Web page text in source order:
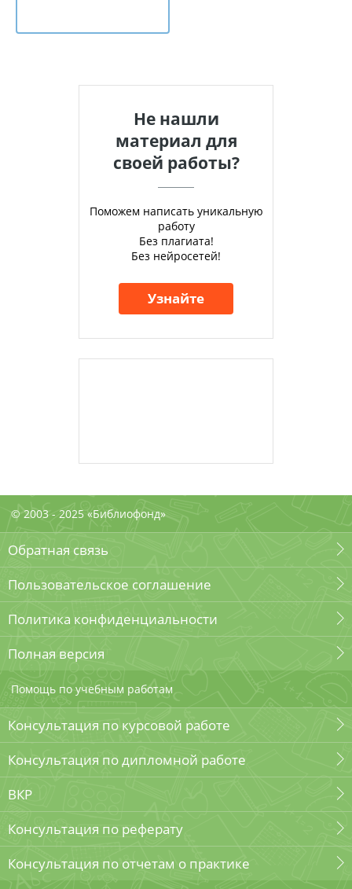
Не нашли
материал для
своей работы?
Поможем написать уникальную
работу
Без плагиата!
Без нейросетей!
Узнайте
© 2003 - 2025 «Библиофонд»
Обратная связь
Пользовательское соглашение
Политика конфиденциальности
Полная версия
Помощь по учебным работам
Консультация по курсовой работе
Консультация по дипломной работе
ВКР
Консультация по реферату
Консультация по отчетам о практике